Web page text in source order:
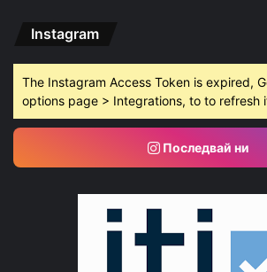
Instagram
The Instagram Access Token is expired,
options page > Integrations, to to refresh
Последвай ни